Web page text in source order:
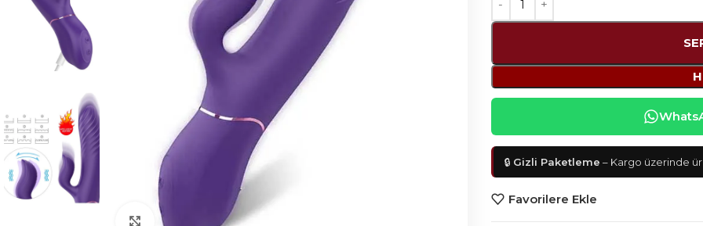
Click to enlarge
🔒 Gizli Paketleme – Kargo üzerinde
Favorilere Ekle